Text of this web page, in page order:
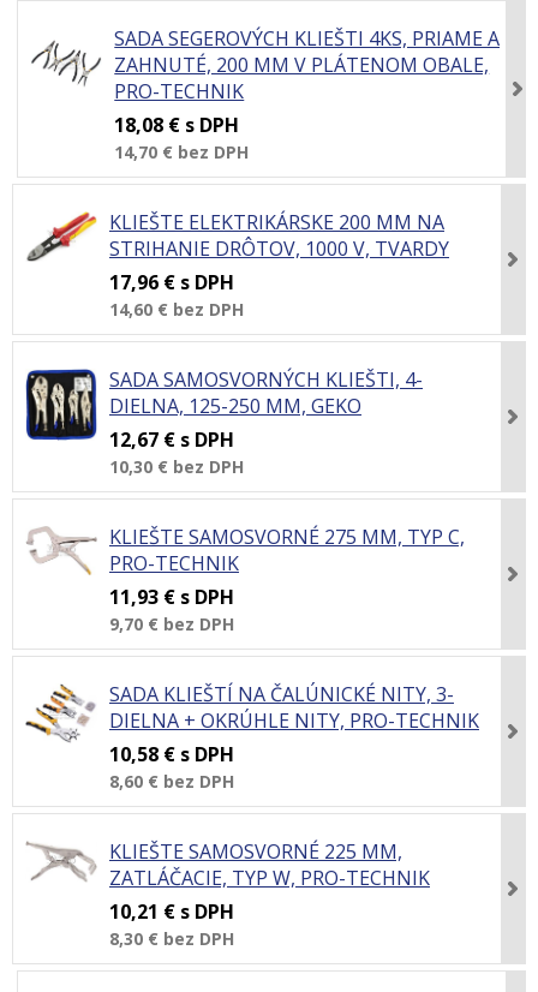
SADA SEGEROVÝCH KLIEŠTI 4KS, PRIAME A
ZAHNUTÉ, 200 MM V PLÁTENOM OBALE,
PRO-TECHNIK
18,08 € s DPH
14,70 € bez DPH
KLIEŠTE ELEKTRIKÁRSKE 200 MM NA
STRIHANIE DRÔTOV, 1000 V, TVARDY
17,96 € s DPH
14,60 € bez DPH
SADA SAMOSVORNÝCH KLIEŠTI, 4-
DIELNA, 125-250 MM, GEKO
12,67 € s DPH
10,30 € bez DPH
KLIEŠTE SAMOSVORNÉ 275 MM, TYP C,
PRO-TECHNIK
11,93 € s DPH
9,70 € bez DPH
SADA KLIEŠTÍ NA ČALÚNICKÉ NITY, 3-
DIELNA + OKRÚHLE NITY, PRO-TECHNIK
10,58 € s DPH
8,60 € bez DPH
KLIEŠTE SAMOSVORNÉ 225 MM,
ZATLÁČACIE, TYP W, PRO-TECHNIK
10,21 € s DPH
8,30 € bez DPH